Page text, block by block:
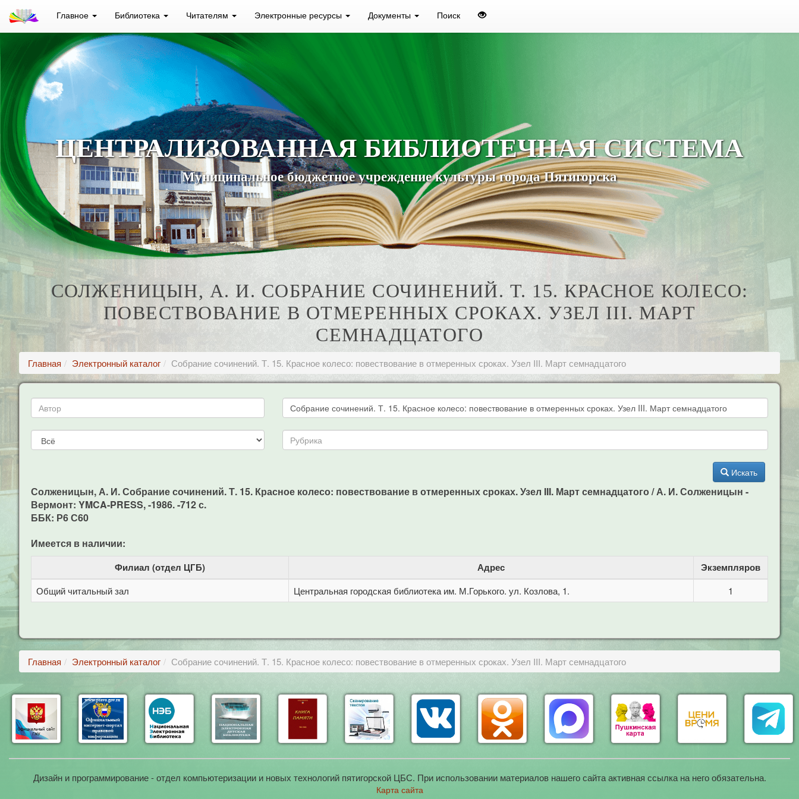
Главное Библиотека Читателям Электронные ресурсы Документы Поиск
ЦЕНТРАЛИЗОВАННАЯ БИБЛИОТЕЧНАЯ СИСТЕМА
Муниципальное бюджетное учреждение культуры города Пятигорска
СОЛЖЕНИЦЫН, А. И. СОБРАНИЕ СОЧИНЕНИЙ. Т. 15. КРАСНОЕ КОЛЕСО:
ПОВЕСТВОВАНИЕ В ОТМЕРЕННЫХ СРОКАХ. УЗЕЛ III. МАРТ
СЕМНАДЦАТОГО
Главная Электронный каталог Собрание сочинений. Т. 15. Красное колесо: повествование в отмеренных сроках. Узел III. Март семнадцатого
Искать
Солженицын, А. И. Собрание сочинений. Т. 15. Красное колесо: повествование в отмеренных сроках. Узел III. Март семнадцатого / А. И. Солженицын -
Вермонт: YMCA-PRESS, -1986. -712 с.
ББК: Р6 С60
Имеется в наличии:
Филиал (отдел ЦГБ) Адрес Экземпляров
Общий читальный зал Центральная городская библиотека им. М.Горького. ул. Козлова, 1. 1
Главная Электронный каталог Собрание сочинений. Т. 15. Красное колесо: повествование в отмеренных сроках. Узел III. Март семнадцатого
Дизайн и программирование - отдел компьютеризации и новых технологий пятигорской ЦБС. При использовании материалов нашего сайта активная ссылка на него обязательна.
Карта сайта